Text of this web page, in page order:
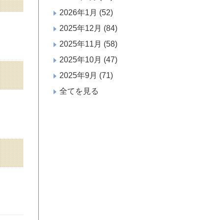
2026年1月 (52)
2025年12月 (84)
2025年11月 (58)
2025年10月 (47)
2025年9月 (71)
全てを見る